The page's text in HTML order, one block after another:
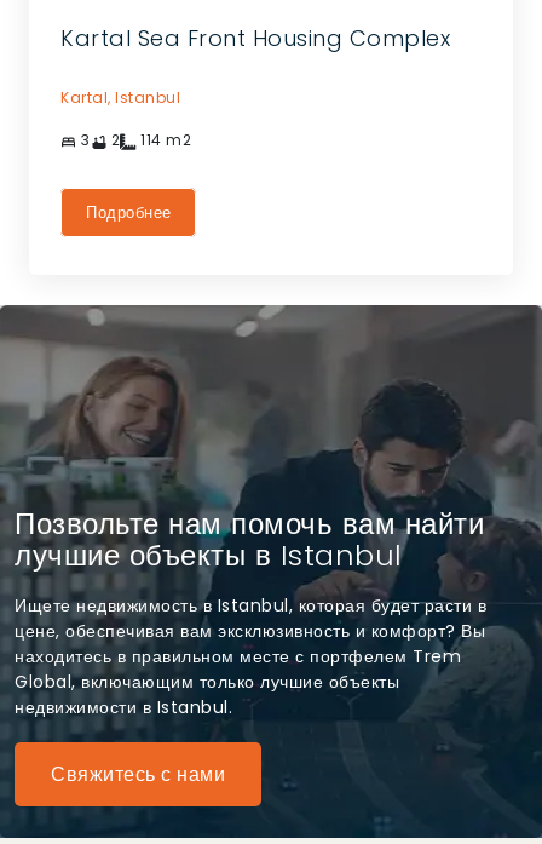
Kartal Sea Front Housing Complex
Kartal, Istanbul
3 2 114 m2
Подробнее
Позвольте нам помочь вам найти
лучшие объекты в Istanbul
Ищете недвижимость в Istanbul, которая будет расти в
цене, обеспечивая вам эксклюзивность и комфорт? Вы
находитесь в правильном месте с портфелем Trem
Global, включающим только лучшие объекты
недвижимости в Istanbul.
Свяжитесь с нами